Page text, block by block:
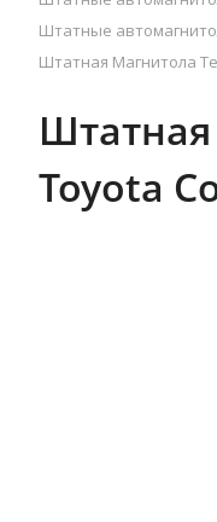
Штатные
Штатная Магнитола
Штатная
Toyota